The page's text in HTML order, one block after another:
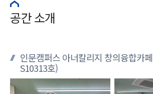
공간 소개
인문캠퍼스 아너칼리지 창의융합카
S10313호)